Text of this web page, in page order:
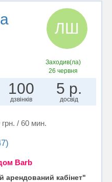
ЛШ
Заходив(ла)
26 червня
100
дзвінків
5 р.
досвід
грн. / 60 мин.
Barb
арендований кабінет"